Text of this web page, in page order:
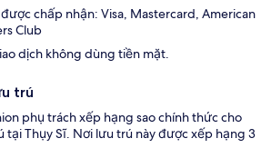
chấp nhận: Visa, Mastercard, American
Club
dịch không dùng tiền mặt.
trú
phụ trách xếp hạng sao chính thức cho
tại Thụy Sĩ. Nơi lưu trú này được xếp hạng 3